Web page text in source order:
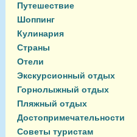
Путешествие
Шоппинг
Кулинария
Страны
Отели
Экскурсионный отдых
Горнолыжный отдых
Пляжный отдых
Достопримечательности
Советы туристам